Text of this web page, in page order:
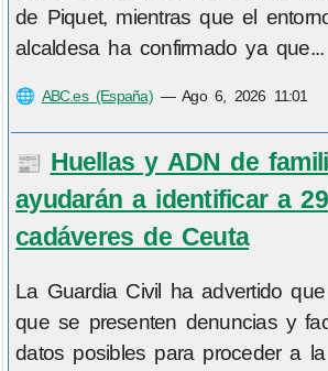
de Piquet, mientras que el
alcaldesa ha confirmado ya que...
🌐 ABC.es (España)—Ago 6, 2026 11:01
📰 Huellas y ADN de
ayudarán a identificar a
cadáveres de Ceuta
La Guardia Civil ha advertido
que se presenten denuncias y
datos posibles para proceder a